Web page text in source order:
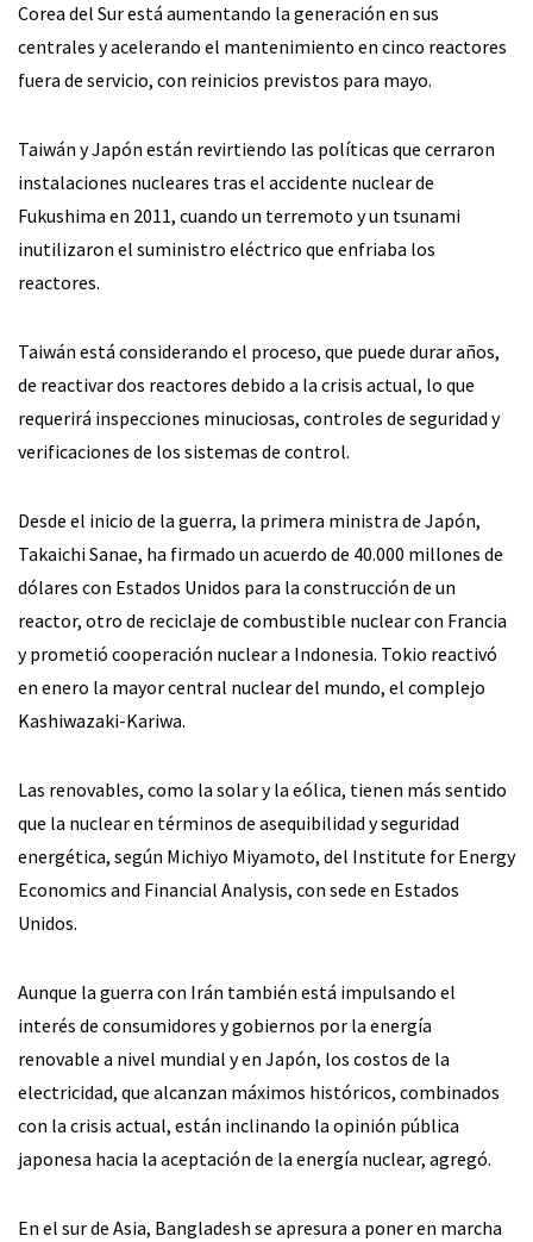
Corea del Sur está aumentando la generación en sus
centrales y acelerando el mantenimiento en cinco reactores
fuera de servicio, con reinicios previstos para mayo.
Taiwán y Japón están revirtiendo las políticas que cerraron
instalaciones nucleares tras el accidente nuclear de
Fukushima en 2011, cuando un terremoto y un tsunami
inutilizaron el suministro eléctrico que enfriaba los
reactores.
Taiwán está considerando el proceso, que puede durar años,
de reactivar dos reactores debido a la crisis actual, lo que
requerirá inspecciones minuciosas, controles de seguridad y
verificaciones de los sistemas de control.
Desde el inicio de la guerra, la primera ministra de Japón,
Takaichi Sanae, ha firmado un acuerdo de 40.000 millones de
dólares con Estados Unidos para la construcción de un
reactor, otro de reciclaje de combustible nuclear con Francia
y prometió cooperación nuclear a Indonesia. Tokio reactivó
en enero la mayor central nuclear del mundo, el complejo
Kashiwazaki-Kariwa.
Las renovables, como la solar y la eólica, tienen más sentido
que la nuclear en términos de asequibilidad y seguridad
energética, según Michiyo Miyamoto, del Institute for Energy
Economics and Financial Analysis, con sede en Estados
Unidos.
Aunque la guerra con Irán también está impulsando el
interés de consumidores y gobiernos por la energía
renovable a nivel mundial y en Japón, los costos de la
electricidad, que alcanzan máximos históricos, combinados
con la crisis actual, están inclinando la opinión pública
japonesa hacia la aceptación de la energía nuclear, agregó.
En el sur de Asia, Bangladesh se apresura a poner en marcha